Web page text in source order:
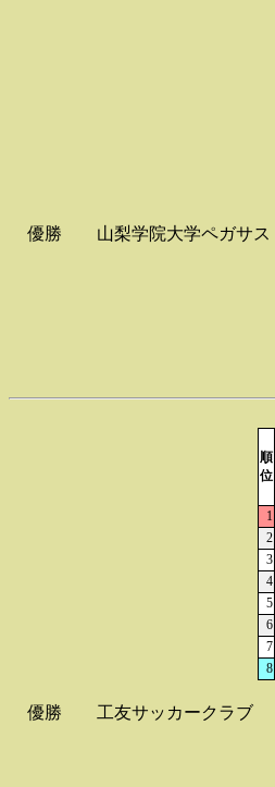
優勝 山梨学院大学ペガサス
順
位
1
2
3
4
5
6
7
8
優勝 工友サッカークラブ